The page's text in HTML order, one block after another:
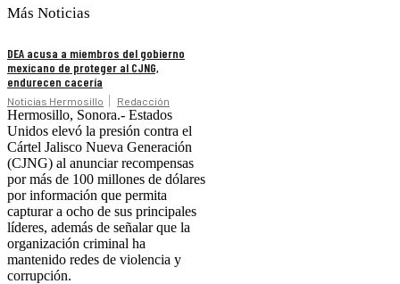
Más Noticias
DEA acusa a miembros del gobierno
mexicano de proteger al CJNG,
endurecen cacería
Noticias Hermosillo Redacción
Hermosillo, Sonora.- Estados
Unidos elevó la presión contra el
Cártel Jalisco Nueva Generación
(CJNG) al anunciar recompensas
por más de 100 millones de dólares
por información que permita
capturar a ocho de sus principales
líderes, además de señalar que la
organización criminal ha
mantenido redes de violencia y
corrupción.